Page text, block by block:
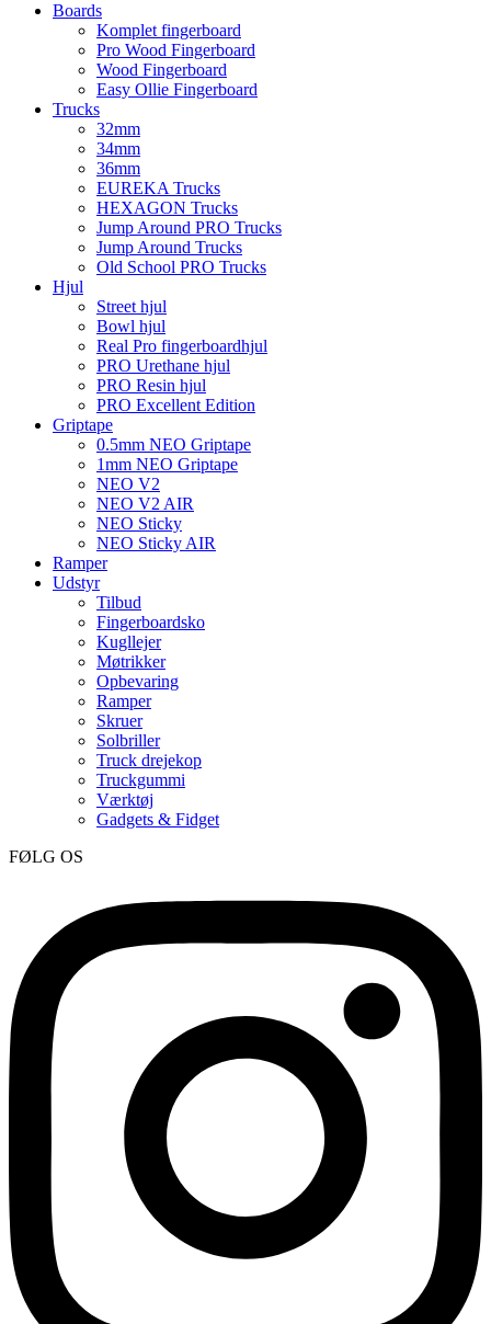
Boards
Komplet fingerboard
Pro Wood Fingerboard
Wood Fingerboard
Easy Ollie Fingerboard
Trucks
32mm
34mm
36mm
EUREKA Trucks
HEXAGON Trucks
Jump Around PRO Trucks
Jump Around Trucks
Old School PRO Trucks
Hjul
Street hjul
Bowl hjul
Real Pro fingerboardhjul
PRO Urethane hjul
PRO Resin hjul
PRO Excellent Edition
Griptape
0.5mm NEO Griptape
1mm NEO Griptape
NEO V2
NEO V2 AIR
NEO Sticky
NEO Sticky AIR
Ramper
Udstyr
Tilbud
Fingerboardsko
Kugllejer
Møtrikker
Opbevaring
Ramper
Skruer
Solbriller
Truck drejekop
Truckgummi
Værktøj
Gadgets & Fidget
FØLG OS